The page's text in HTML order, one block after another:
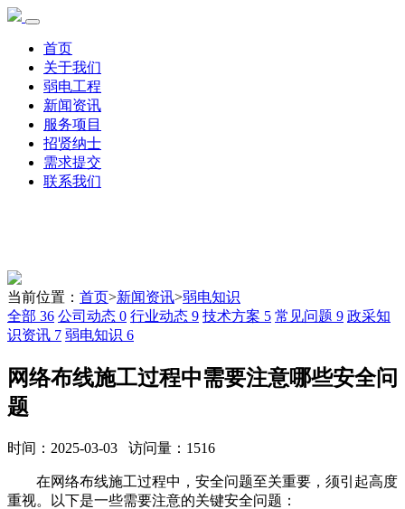
首页
关于我们
弱电工程
新闻资讯
服务项目
招贤纳士
需求提交
联系我们
当前位置： 首页>新闻资讯>弱电知识
全部 36 公司动态 0 行业动态 9 技术方案 5 常见问题 9 政采知
识资讯 7 弱电知识 6
网络布线施工过程中需要注意哪些安全问
题
时间：2025-03-03 访问量：1516
在网络布线施工过程中，安全问题至关重要，须引起高度
重视。以下是一些需要注意的关键安全问题：